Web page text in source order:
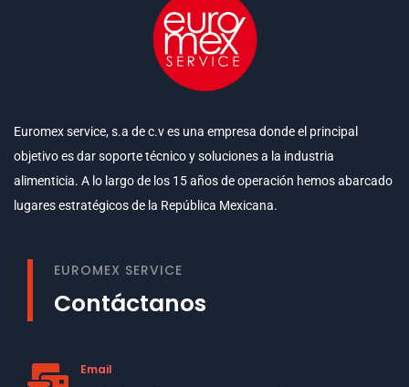
Euromex service, s.a de c.v es una empresa donde el principal
objetivo es dar soporte técnico y soluciones a la industria
alimenticia. A lo largo de los 15 años de operación hemos abarcado
lugares estratégicos de la República Mexicana.
EUROMEX SERVICE
Contáctanos
Email